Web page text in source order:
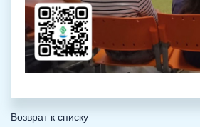
Возврат к списку